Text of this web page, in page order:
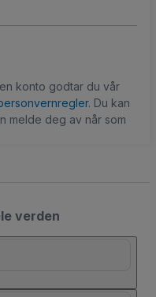
konto godtar du vår
. Du kan
melde deg av når som
verden